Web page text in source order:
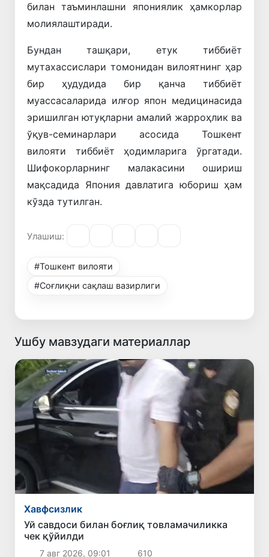
билан таъминлашни япониялик ҳамкорлар
молиялаштиради.
Бундан ташқари, етук тиббиёт
мутахассислари томонидан вилоятнинг ҳар
бир ҳудудида бир қанча тиббиёт
муассасаларида илғор япон медицинасида
эришилган ютуқларни амалий жарроҳлик ва
ўқув-семинарлари асосида Тошкент
вилояти тиббиёт ҳодимларига ўргатади.
Шифокорларнинг малакасини ошириш
мақсадида Япония давлатига юбориш ҳам
кўзда тутилган.
Улашиш:
#Тошкент вилояти
#Соғлиқни сақлаш вазирлиги
Ушбу мавзудаги материаллар
Хавфсизлик
Уй савдоси билан боғлиқ товламачиликка
чек қўйилди
7 авг 2026, 09:01 610